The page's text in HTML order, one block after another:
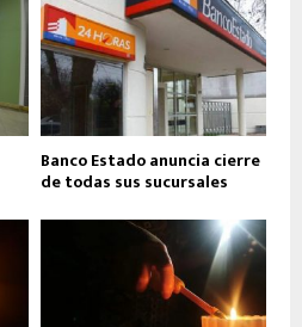
Banco Estado anuncia cierre
de todas sus sucursales